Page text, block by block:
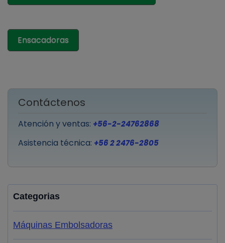
Ensacadoras
Contáctenos
Atención y ventas: +56-2-24762868
Asistencia técnica: +56 2 2476-2805
Categorias
Máquinas Embolsadoras